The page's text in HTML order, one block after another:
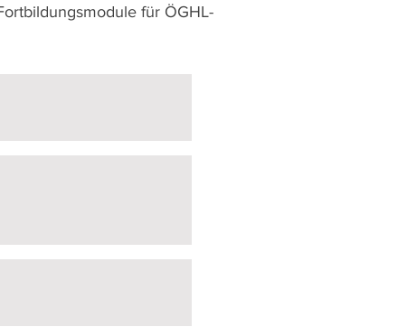
für ÖGHL-